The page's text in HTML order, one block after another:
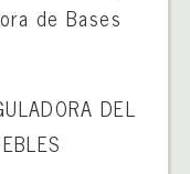
de Bases
DEL